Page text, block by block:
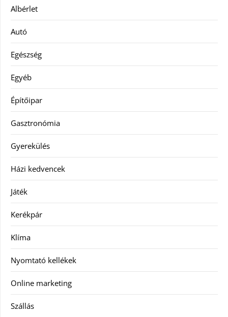
Albérlet
Autó
Egészség
Egyéb
Építőipar
Gasztronómia
Gyerekülés
Házi kedvencek
Játék
Kerékpár
Klíma
Nyomtató kellékek
Online marketing
Szállás